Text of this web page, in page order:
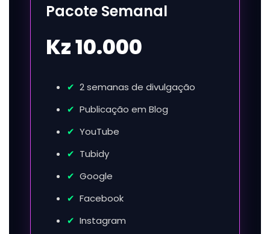
Pacote Semanal
Kz 10.000
2 semanas de divulgação
Publicação em Blog
YouTube
Tubidy
Google
Facebook
Instagram